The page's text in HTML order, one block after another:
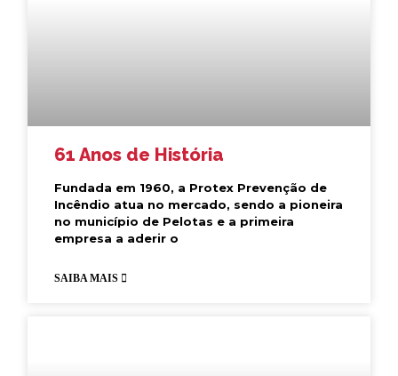
61 Anos de História
Fundada em 1960, a Protex Prevenção de
Incêndio atua no mercado, sendo a pioneira
no município de Pelotas e a primeira
empresa a aderir o
SAIBA MAIS